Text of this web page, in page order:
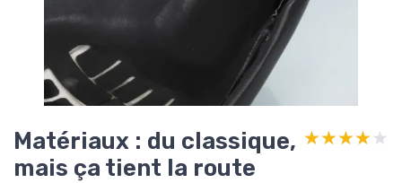
Matériaux : du classique,
mais ça tient la route
★★★★★
★★★★★